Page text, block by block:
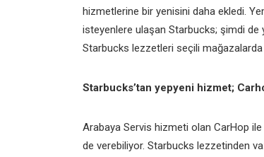
hizmetlerine bir yenisini daha ekledi.
isteyenlere ulaşan Starbucks; şimdi de
Starbucks lezzetleri seçili mağazalarda
Starbucks’tan yepyeni hizmet;
Arabaya Servis hizmeti olan CarHop
de verebiliyor. Starbucks lezzetinden